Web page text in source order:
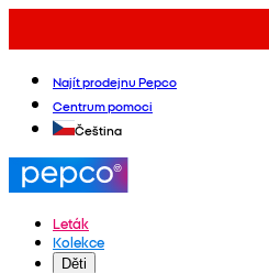
Najít prodejnu Pepco
Centrum pomoci
Čeština
Leták
Kolekce
Děti